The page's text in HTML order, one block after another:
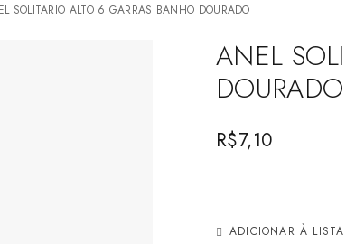
SOLITARIO ALTO 6 GARRAS BANHO DOURADO
ANEL
DOURADO
R$7,10
ADICIONAR À LISTA